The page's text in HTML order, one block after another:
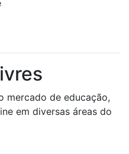
mercado de educação,
em diversas áreas do